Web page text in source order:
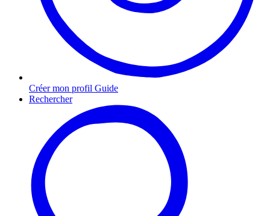
Créer mon profil Guide
Rechercher